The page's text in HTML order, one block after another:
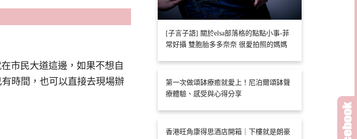
市民大道這邊，如果不想自
時間，也可以直接去現場辦
[子言子語] 關於elsa部落格的點點小事-菲
常好攝 雙胞胎多多奈奈 很愛拍照的媽媽
第一次做頌缽療癒就愛上！尼泊爾頌缽聲
療體驗、感受與心得分享
香港旺角康得思酒店開箱｜下樓就是朗豪